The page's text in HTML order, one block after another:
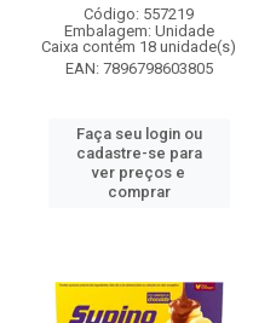
Código: 557219
Embalagem: Unidade
Caixa contém 18 unidade(s)
EAN: 7896798603805
Faça seu login ou
cadastre-se para
ver preços e
comprar